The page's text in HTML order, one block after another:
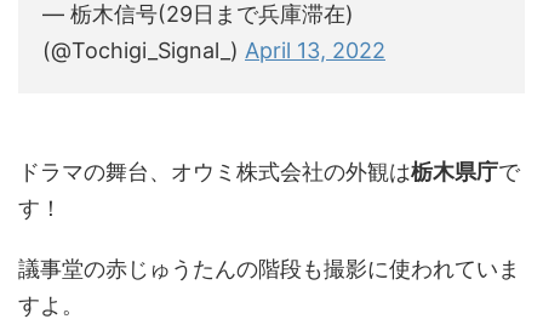
— 栃木信号(29日まで兵庫滞在)
(@Tochigi_Signal_) April 13, 2022
ドラマの舞台、オウミ株式会社の外観は栃木県庁で
す！
議事堂の赤じゅうたんの階段も撮影に使われていま
すよ。